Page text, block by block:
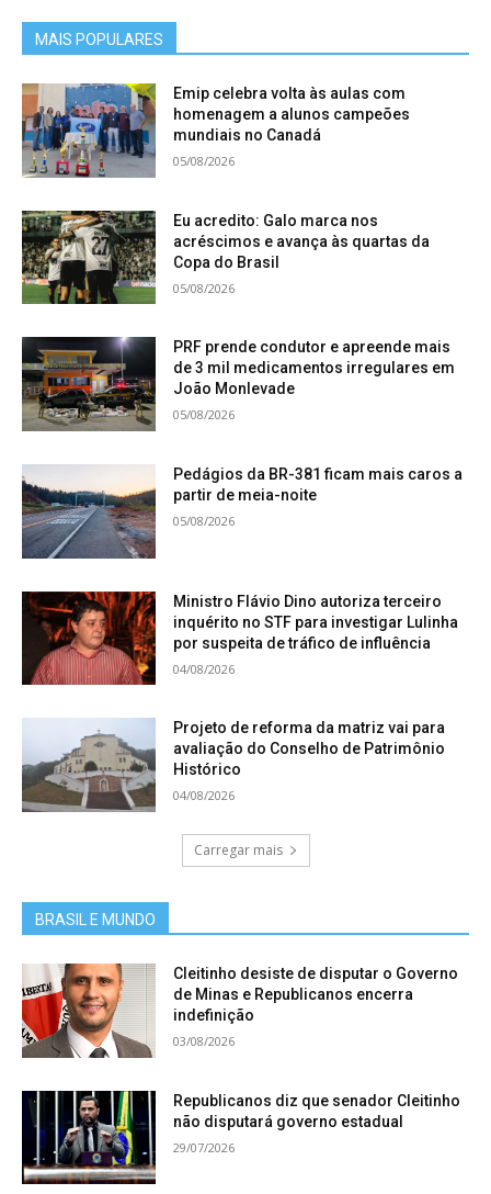
MAIS POPULARES
Emip celebra volta às aulas com
homenagem a alunos campeões
mundiais no Canadá
05/08/2026
Eu acredito: Galo marca nos
acréscimos e avança às quartas da
Copa do Brasil
05/08/2026
PRF prende condutor e apreende mais
de 3 mil medicamentos irregulares em
João Monlevade
05/08/2026
Pedágios da BR-381 ficam mais caros a
partir de meia-noite
05/08/2026
Ministro Flávio Dino autoriza terceiro
inquérito no STF para investigar Lulinha
por suspeita de tráfico de influência
04/08/2026
Projeto de reforma da matriz vai para
avaliação do Conselho de Patrimônio
Histórico
04/08/2026
Carregar mais
BRASIL E MUNDO
Cleitinho desiste de disputar o Governo
de Minas e Republicanos encerra
indefinição
03/08/2026
Republicanos diz que senador Cleitinho
não disputará governo estadual
29/07/2026